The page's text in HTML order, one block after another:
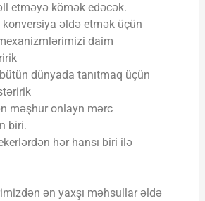
etməyə kömək edəcək.
əldə etmək üçün
daim
dünyada tanıtmaq üçün
məşhur onlayn mərc
biri.
hər hansı biri ilə
ən yaxşı məhsullar əldə